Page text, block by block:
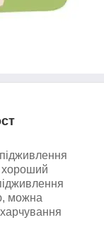
хороший
можна